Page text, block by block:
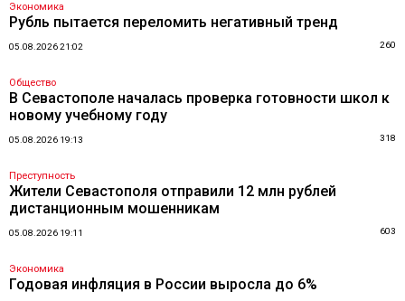
Экономика
Рубль пытается переломить негативный тренд
05.08.2026 21:02 260
Общество
В Севастополе началась проверка готовности школ к
новому учебному году
05.08.2026 19:13 318
Преступность
Жители Севастополя отправили 12 млн рублей
дистанционным мошенникам
05.08.2026 19:11 603
Экономика
Годовая инфляция в России выросла до 6%